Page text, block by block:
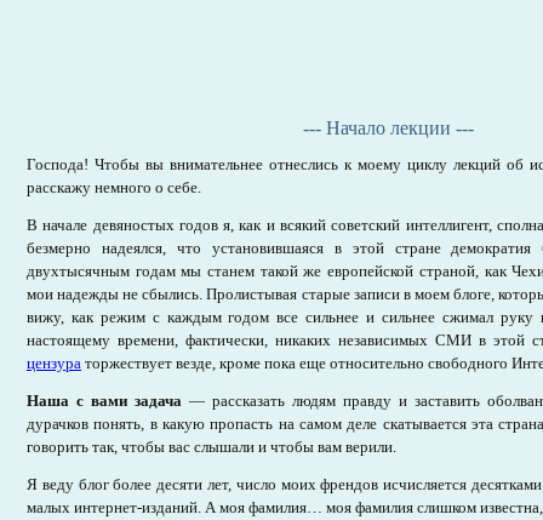
--- Начало лекции ---
Господа! Чтобы вы внимательнее отнеслись к моему циклу лекций об
расскажу немного о себе.
В начале девяностых годов я, как и всякий советский интеллигент,
безмерно надеялся, что установившаяся в этой стране
двухтысячным годам мы станем такой же европейской страной, как
мои надежды не сбылись. Пролистывая старые записи в моем блоге,
вижу, как режим с каждым годом все сильнее и сильнее сжимал
настоящему времени, фактически, никаких независимых СМИ в этой
цензура торжествует везде, кроме пока еще относительно свободного
Наша с вами задача — рассказать людям правду и заставить
дурачков понять, в какую пропасть на самом деле скатывается эта
говорить так, чтобы вас слышали и чтобы вам верили.
Я веду блог более десяти лет, число моих френдов исчисляется
малых интернет-изданий. А моя фамилия… моя фамилия слишком